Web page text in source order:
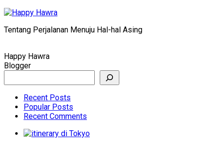
Skip
content
Tentang Perjalanan Menuju Hal-hal Asing
Happy Hawra
Blogger
Recent Posts
Popular Posts
Recent Comments